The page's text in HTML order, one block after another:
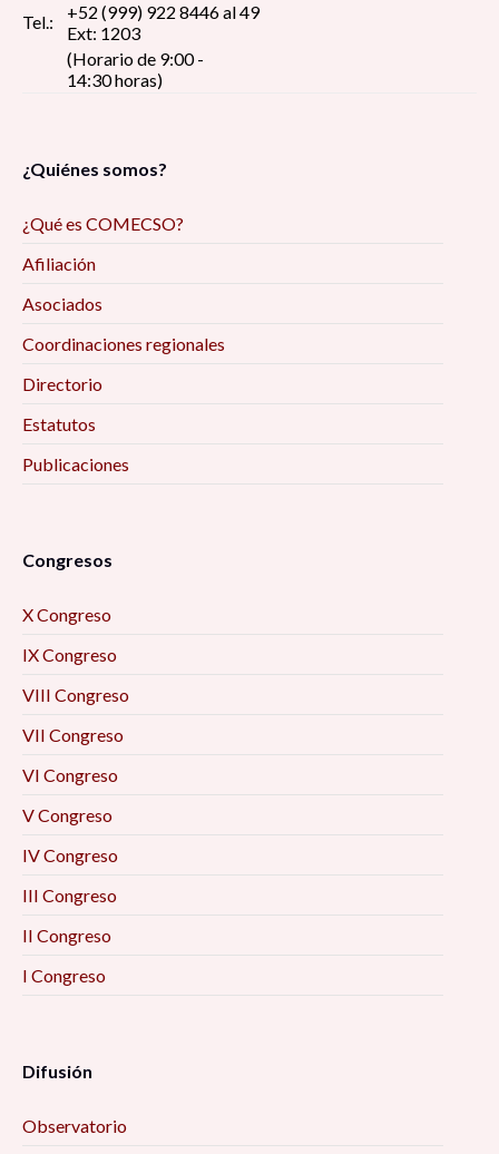
Tel.:
+52 (999) 922 8446 al 49
Ext: 1203
(Horario de 9:00 -
14:30 horas)
¿Quiénes somos?
¿Qué es COMECSO?
Afiliación
Asociados
Coordinaciones regionales
Directorio
Estatutos
Publicaciones
Congresos
X Congreso
IX Congreso
VIII Congreso
VII Congreso
VI Congreso
V Congreso
IV Congreso
III Congreso
II Congreso
I Congreso
Difusión
Observatorio